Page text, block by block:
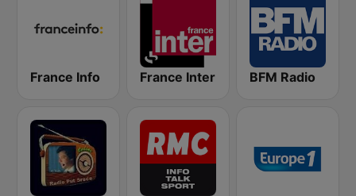
France Info France Inter BFM Radio